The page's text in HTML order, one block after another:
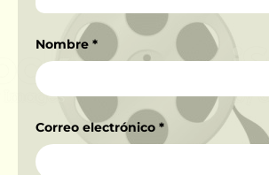
Nombre *
Correo electrónico *